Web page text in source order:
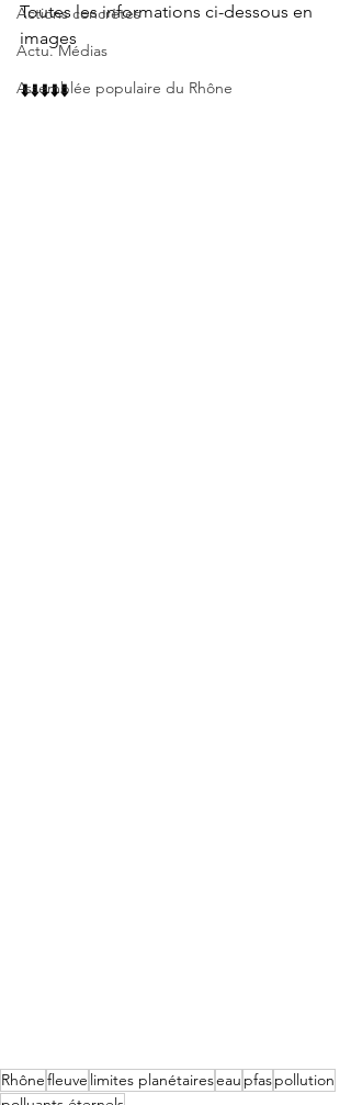
Actions concrètes
Actu. Médias
Assemblée populaire du Rhône
Toutes les informations ci-dessous en
images
⬇️⬇️⬇️⬇️⬇️
Rhônefleuve limites planétaireseau pfaspollution